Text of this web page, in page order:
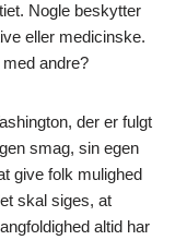
Nogle beskytter
eller medicinske.
andre?
der er fulgt
smag, sin egen
give folk mulighed
skal siges, at
altid har